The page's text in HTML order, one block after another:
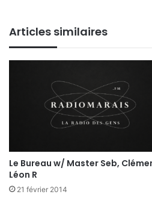
Articles similaires
Le Bureau w/ Master Seb,
Léon R
21 février 2014